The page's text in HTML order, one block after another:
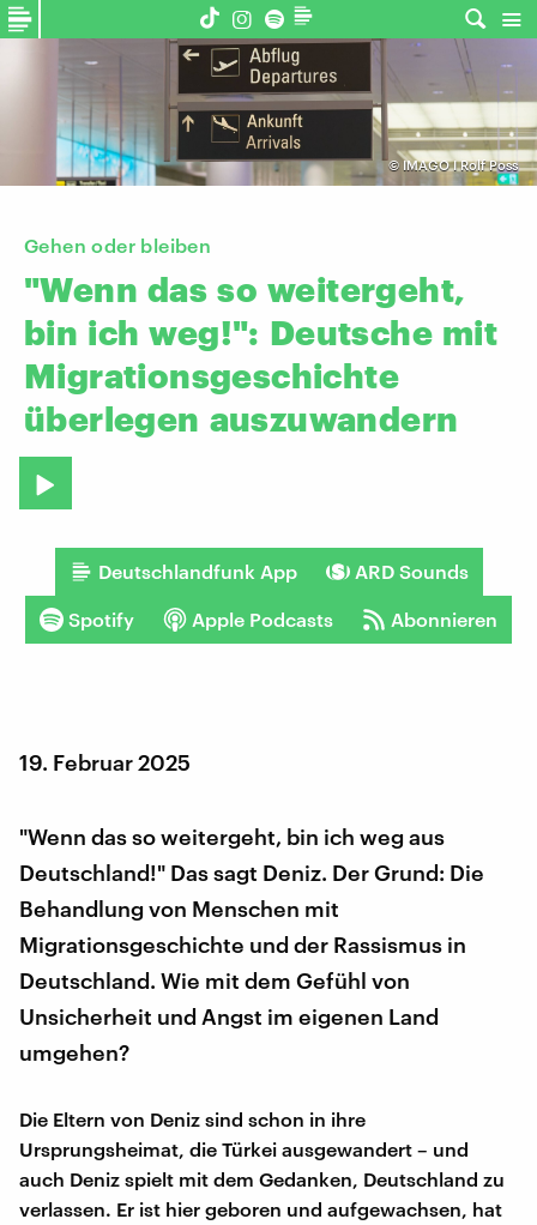
© IMAGO I Rolf Poss
Gehen oder bleiben
"Wenn das so weitergeht,
bin ich weg!": Deutsche mit
Migrationsgeschichte
überlegen auszuwandern
Deutschlandfunk App ARD Sounds
Spotify Apple Podcasts Abonnieren
19. Februar 2025
"Wenn das so weitergeht, bin ich weg aus
Deutschland!" Das sagt Deniz. Der Grund: Die
Behandlung von Menschen mit
Migrationsgeschichte und der Rassismus in
Deutschland. Wie mit dem Gefühl von
Unsicherheit und Angst im eigenen Land
umgehen?
Die Eltern von Deniz sind schon in ihre
Ursprungsheimat, die Türkei ausgewandert – und
auch Deniz spielt mit dem Gedanken, Deutschland zu
verlassen. Er ist hier geboren und aufgewachsen, hat